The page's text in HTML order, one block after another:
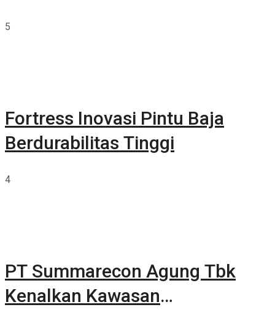
5
Fortress Inovasi Pintu Baja
Berdurabilitas Tinggi
4
PT Summarecon Agung Tbk
Kenalkan Kawasan